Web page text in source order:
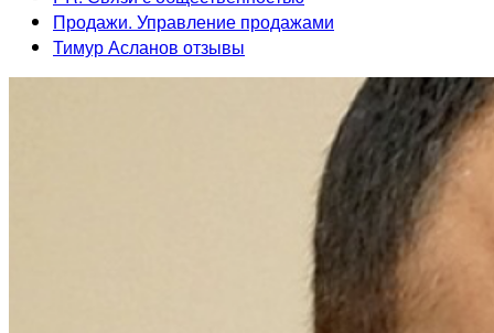
Продажи. Управление продажами
Тимур Асланов отзывы